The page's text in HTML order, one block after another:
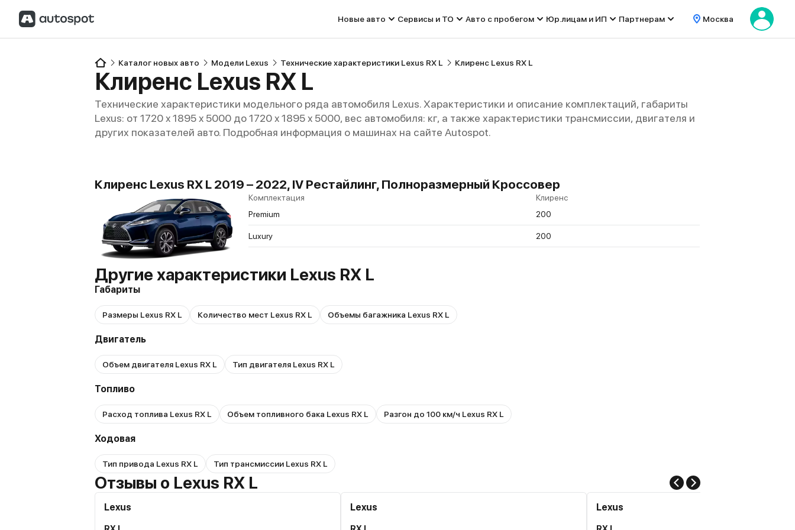
Новые авто Сервисы и ТО Авто с пробегом Юр.лицам и ИП Партнерам Москва
Каталог новых авто Модели Lexus Технические характеристики Lexus RX L Клиренс Lexus RX L
Клиренс Lexus RX L
Технические характеристики модельного ряда автомобиля Lexus. Характеристики и описание комплектаций, габариты
Lexus: от 1720 x 1895 x 5000 до 1720 x 1895 x 5000, вес автомобиля: кг, а также характеристики трансмиссии, двигателя и
других показателей авто. Подробная информация о машинах на сайте Autospot.
Клиренс Lexus RX L 2019 – 2022, IV Рестайлинг, Полноразмерный Кроссовер
Комплектация
Клиренс
Premium
200
Luxury 200
Другие характеристики Lexus RX L
Габариты
Размеры Lexus RX L Количество мест Lexus RX L Объемы багажника Lexus RX L
Двигатель
Объем двигателя Lexus RX L Тип двигателя Lexus RX L
Топливо
Расход топлива Lexus RX L Объем топливного бака Lexus RX L Разгон до 100 км/ч Lexus RX L
Ходовая
Тип привода Lexus RX L Тип трансмиссии Lexus RX L
Отзывы о Lexus RX L
Lexus Lexus Lexus